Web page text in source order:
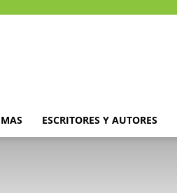
ESCRITORES Y AUTORES